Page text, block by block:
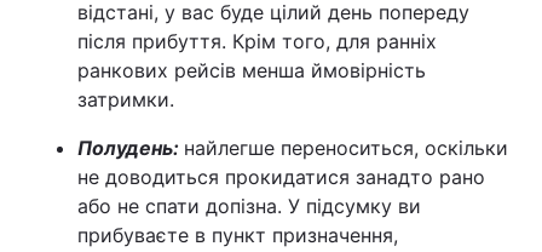
відстані, у вас буде цілий день попереду
після прибуття. Крім того, для ранніх
ранкових рейсів менша ймовірність
затримки.
Полудень: найлегше переноситься, оскільки
не доводиться прокидатися занадто рано
або не спати допізна. У підсумку ви
прибуваєте в пункт призначення,